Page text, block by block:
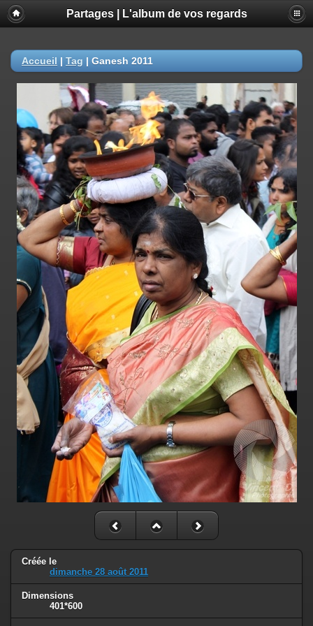
Partages | L'album de vos regards
Accueil | Tag | Ganesh 2011
Créée le
dimanche 28 août 2011
Dimensions
401*600